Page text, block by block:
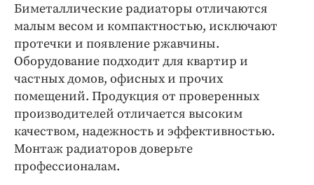
Биметаллические радиаторы отличаются
малым весом и компактностью, исключают
протечки и появление ржавчины.
Оборудование подходит для квартир и
частных домов, офисных и прочих
помещений. Продукция от проверенных
производителей отличается высоким
качеством, надежность и эффективностью.
Монтаж радиаторов доверьте
профессионалам.